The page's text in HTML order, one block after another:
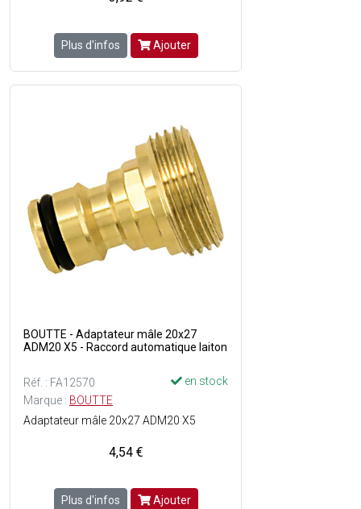
Plus d'infos Ajouter
BOUTTE - Adaptateur mâle 20x27
ADM20 X5 - Raccord automatique laiton
Réf. : FA12570
en stock
Marque : BOUTTE
Adaptateur mâle 20x27 ADM20 X5
4,54 €
Plus d'infos Ajouter